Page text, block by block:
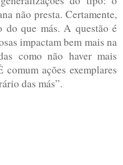
não presta. Certamente,
do que más.A questãoé
impactam bem mais na
como não haver mais
comum ações exemplares
das más”.